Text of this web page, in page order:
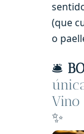
(que
o
🛎️
Vino
✨